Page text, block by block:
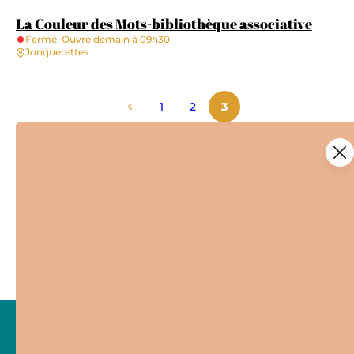
La Couleur des Mots-bibliothèque associative
Fermé. Ouvre demain à 09h30
Jonquerettes
1 2 3